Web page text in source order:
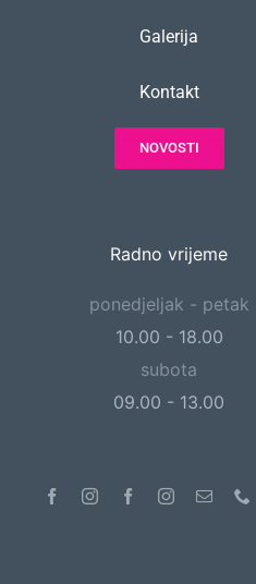
Galerija
Kontakt
NOVOSTI
Radno vrijeme
ponedjeljak - petak
10.00 - 18.00
subota
09.00 - 13.00
FacebookInstagramFacebookInstagram
Email